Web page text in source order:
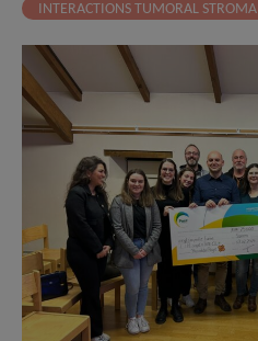
INTERACTIONS TUMORAL STROMA